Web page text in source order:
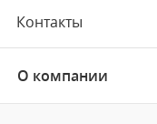
Контакты
О компании